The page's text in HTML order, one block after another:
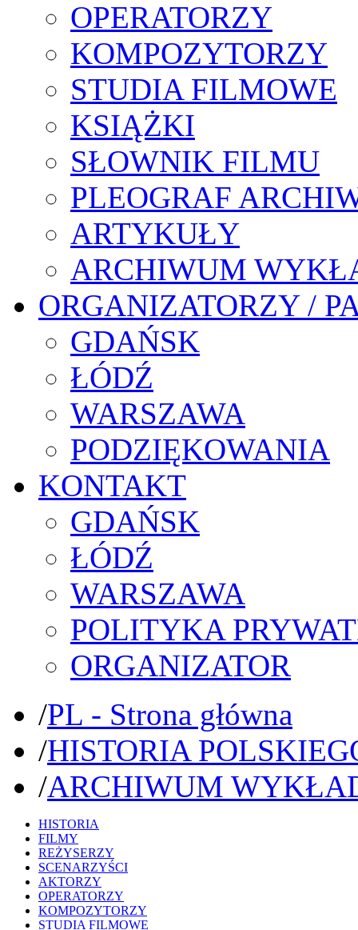
OPERATORZY
KOMPOZYTORZY
STUDIA FILMOWE
KSIĄŻKI
SŁOWNIK FILMU
PLEOGRAF
ARTYKUŁY
ARCHIWUM
ORGANIZATORZY /
GDAŃSK
ŁÓDŹ
WARSZAWA
PODZIĘKOWANIA
KONTAKT
GDAŃSK
ŁÓDŹ
WARSZAWA
POLITYKA
ORGANIZATOR
/PL - Strona główna
/HISTORIA
/ARCHIWUM
HISTORIA
FILMY
REŻYSERZY
SCENARZYŚCI
AKTORZY
OPERATORZY
KOMPOZYTORZY
STUDIA FILMOWE